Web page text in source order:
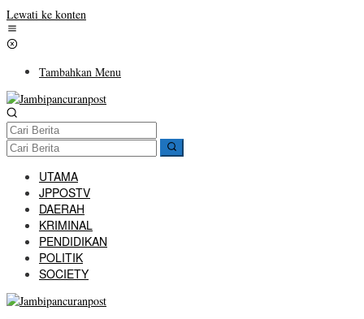
Lewati ke konten
Tambahkan Menu
UTAMA
JPPOSTV
DAERAH
KRIMINAL
PENDIDIKAN
POLITIK
SOCIETY